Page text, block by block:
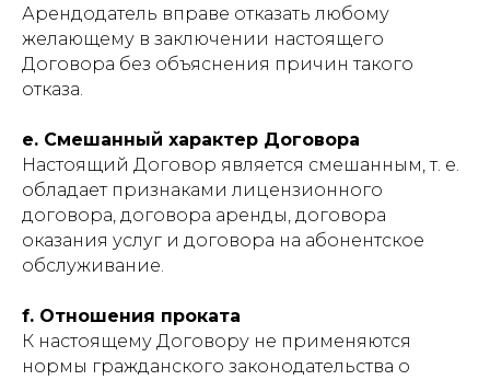
Арендодатель вправе отказать любому
желающему в заключении настоящего
Договора без объяснения причин такого
отказа.
e. Смешанный характер Договора
Настоящий Договор является смешанным, т. е.
обладает признаками лицензионного
договора, договора аренды, договора
оказания услуг и договора на абонентское
обслуживание.
f. Отношения проката
К настоящему Договору не применяются
нормы гражданского законодательства о